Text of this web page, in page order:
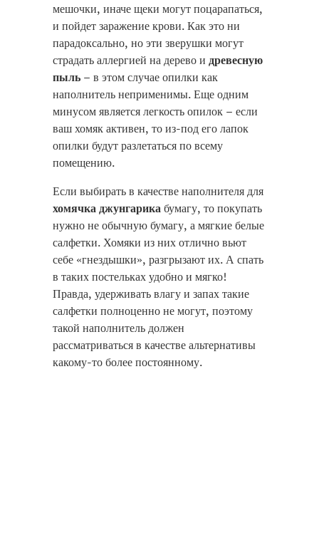
мешочки, иначе щеки могут поцарапаться,
и пойдет заражение крови. Как это ни
парадоксально, но эти зверушки могут
страдать аллергией на дерево и древесную
пыль – в этом случае опилки как
наполнитель неприменимы. Еще одним
минусом является легкость опилок – если
ваш хомяк активен, то из-под его лапок
опилки будут разлетаться по всему
помещению.
Если выбирать в качестве наполнителя для
хомячка джунгарикабумагу, то покупать
нужно не обычную бумагу, а мягкие белые
салфетки. Хомяки из них отлично вьют
себе «гнездышки», разгрызают их. А спать
в таких постельках удобно и мягко!
Правда, удерживать влагу и запах такие
салфетки полноценно не могут, поэтому
такой наполнитель должен
рассматриваться в качестве альтернативы
какому-то более постоянному.